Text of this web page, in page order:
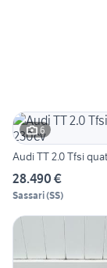
6
Audi TT 2.0 Tfsi
28.490 €
Sassari(SS)